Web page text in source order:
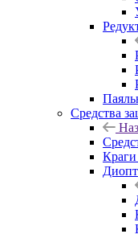
Средства